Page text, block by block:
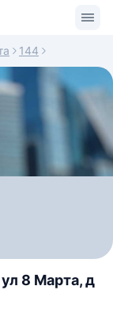
144
8 Марта, д